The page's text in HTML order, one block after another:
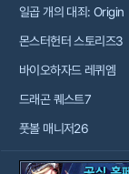
일곱 개의 대죄: Origin
몬스터헌터 스토리즈3
바이오하자드 레퀴엠
드래곤 퀘스트7
풋볼 매니저26